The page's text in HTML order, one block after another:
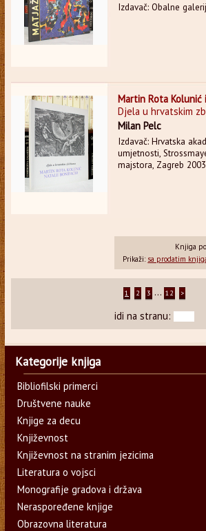
Izdavač: Obalne
Martin Rota
Djela u hrvatskim
Milan Pelc
Izdavač: Hrvatska
umjetnosti,
majstora, Zagreb
Knjiga
Prikaži: sa prodatim
1 2 3 ... 12 >
idi na stranu:
Kategorije knjiga
Bibliofilski primerci
Društvene nauke
Knjige za decu
Književnost
Književnost na stranim jezicima
Literatura o vojsci
Monografije gradova i država
Neraspoređene knjige
Obrazovna literatura